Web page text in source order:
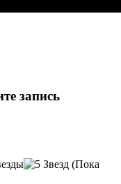
запись
(Пока